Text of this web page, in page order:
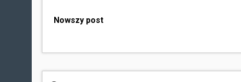
Nowszy post